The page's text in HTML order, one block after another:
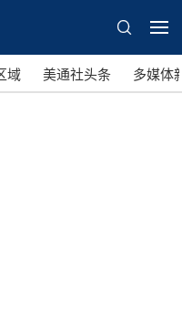
域 美通社头条 多媒体